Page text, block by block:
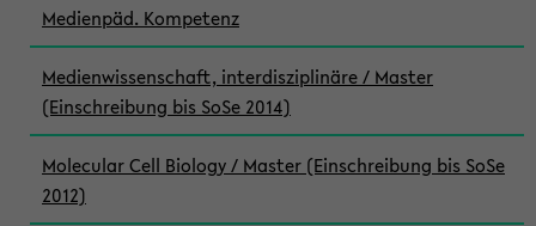
Medienpäd. Kompetenz
Medienwissenschaft, interdisziplinäre / Master
(Einschreibung bis SoSe 2014)
Molecular Cell Biology / Master (Einschreibung bis SoSe
2012)